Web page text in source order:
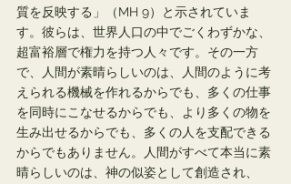
質を反映する」（MH 9）と示されていま
す。彼らは、世界人口の中でごくわずかな、
超富裕層で権力を持つ人々です。その一方
で、人間が素晴らしいのは、人間のように考
えられる機械を作れるからでも、多くの仕事
を同時にこなせるからでも、より多くの物を
生み出せるからでも、多くの人を支配できる
からでもありません。人間がすべて本当に素
晴らしいのは、神の似姿として創造され、